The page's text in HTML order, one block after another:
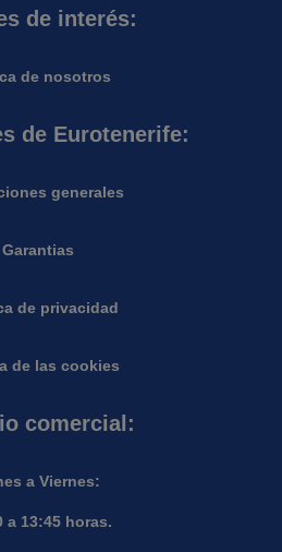
de interés:
de nosotros
de Eurotenerife:
generales
Garantias
de privacidad
de las cookies
comercial:
a Viernes:
a 13:45 horas.